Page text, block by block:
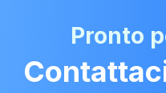
Pronto